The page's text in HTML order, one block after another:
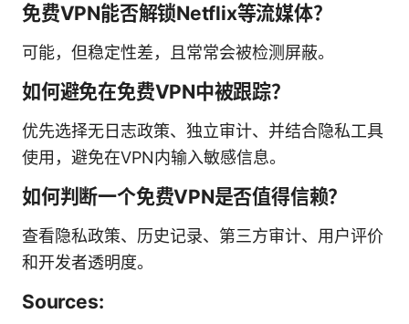
免费VPN能否解锁Netflix等流媒体？
可能，但稳定性差，且常常会被检测屏蔽。
如何避免在免费VPN中被跟踪？
优先选择无日志政策、独立审计、并结合隐私工具
使用，避免在VPN内输入敏感信息。
如何判断一个免费VPN是否值得信赖？
查看隐私政策、历史记录、第三方审计、用户评价
和开发者透明度。
Sources: